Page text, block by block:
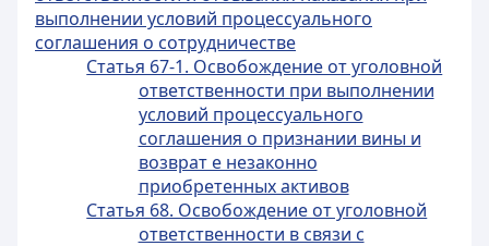
выполнении условий процессуального
соглашения о сотрудничестве
Статья 67-1. Освобождение от уголовной
ответственности при выполнении
условий процессуального
соглашения о признании вины и
возврат е незаконно
приобретенных активов
Статья 68. Освобождение от уголовной
ответственности в связи с